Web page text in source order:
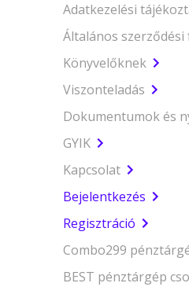
Adatkezelési
Általános
Könyvelőknek
Viszonteladás
Dokumentumok és
GYIK
Kapcsolat
Bejelentkezés
Regisztráció
Combo299
BEST pénztárgép